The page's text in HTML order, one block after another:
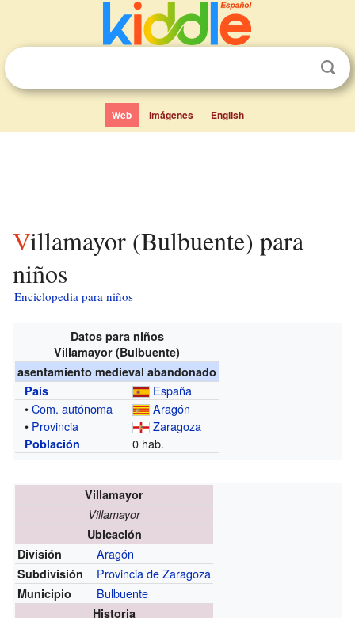
Web Imágenes English
Villamayor (Bulbuente) para
niños
Enciclopedia para niños
Datos para niños
Villamayor (Bulbuente)
asentamiento medieval abandonado
País
España
•Com. autónoma
Aragón
• Provincia Zaragoza
Población 0 hab.
Villamayor
Villamayor
Ubicación
División
Aragón
Subdivisión Provincia de Zaragoza
Municipio Bulbuente
Historia